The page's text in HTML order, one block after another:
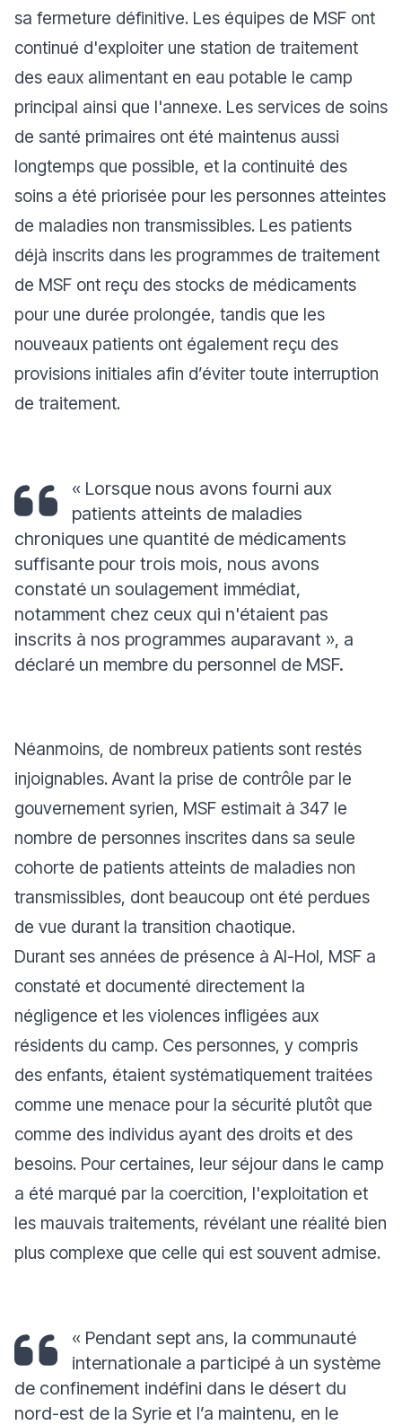
sa fermeture définitive. Les équipes de MSF ont
continué d'exploiter une station de traitement
des eaux alimentant en eau potable le camp
principal ainsi que l'annexe. Les services de soins
de santé primaires ont été maintenus aussi
longtemps que possible, et la continuité des
soins a été priorisée pour les personnes atteintes
de maladies non transmissibles. Les patients
déjà inscrits dans les programmes de traitement
de MSF ont reçu des stocks de médicaments
pour une durée prolongée, tandis que les
nouveaux patients ont également reçu des
provisions initiales afin d’éviter toute interruption
de traitement.
« Lorsque nous avons fourni aux
patients atteints de maladies
chroniques une quantité de médicaments
suffisante pour trois mois, nous avons
constaté un soulagement immédiat,
notamment chez ceux qui n'étaient pas
inscrits à nos programmes auparavant », a
déclaré un membre du personnel de MSF.
Néanmoins, de nombreux patients sont restés
injoignables. Avant la prise de contrôle par le
gouvernement syrien, MSF estimait à 347 le
nombre de personnes inscrites dans sa seule
cohorte de patients atteints de maladies non
transmissibles, dont beaucoup ont été perdues
de vue durant la transition chaotique.
Durant ses années de présence à Al-Hol, MSF a
constaté et documenté directement la
négligence et les violences infligées aux
résidents du camp. Ces personnes, y compris
des enfants, étaient systématiquement traitées
comme une menace pour la sécurité plutôt que
comme des individus ayant des droits et des
besoins. Pour certaines, leur séjour dans le camp
a été marqué par la coercition, l'exploitation et
les mauvais traitements, révélant une réalité bien
plus complexe que celle qui est souvent admise.
« Pendant sept ans, la communauté
internationale a participé à un système
de confinement indéfini dans le désert du
nord-est de la Syrie et l’a maintenu, en le